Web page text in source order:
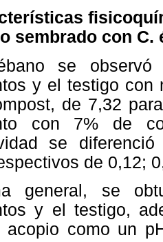
sembrado con C.
se observó
y el testigo
de 7,32
con 7% de
se
de 0,12;
general, se
y el testigo,
acopio como un